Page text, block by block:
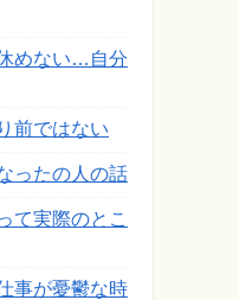
めない…自分
前ではない
ったの人の話
て実際のとこ
事が憂鬱な時